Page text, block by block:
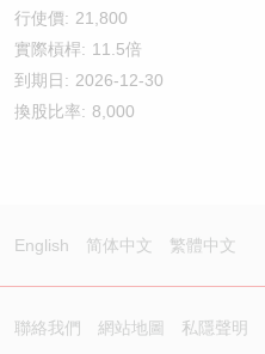
行使價: 21,800
實際槓桿: 11.5倍
到期日: 2026-12-30
換股比率: 8,000
English 简体中文 繁體中文
聯絡我們 網站地圖 私隱聲明